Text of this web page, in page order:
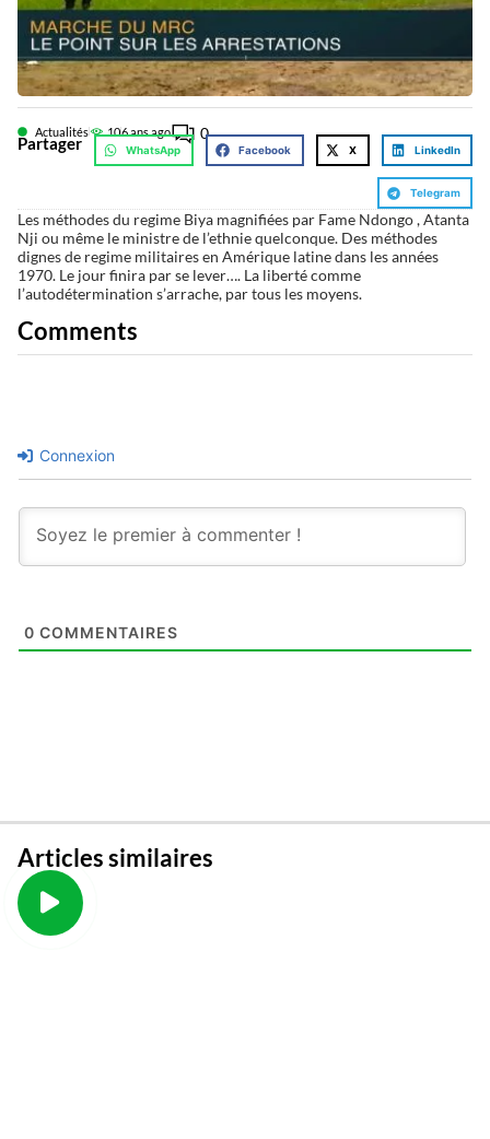
Actualités 106 ans ago 0
Partager WhatsApp Facebook X LinkedIn
Telegram
Les méthodes du regime Biya magnifiées par Fame Ndongo , Atanta
Nji ou même le ministre de l’ethnie quelconque. Des méthodes
dignes de regime militaires en Amérique latine dans les années
1970. Le jour finira par se lever…. La liberté comme
l’autodétermination s’arrache, par tous les moyens.
Comments
Connexion
0 COMMENTAIRES
Articles similaires